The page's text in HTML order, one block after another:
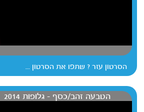
הסרטון עזר ? שתפו את הסרטון ...
הטבעה זהב/כסף - גלופות 2014